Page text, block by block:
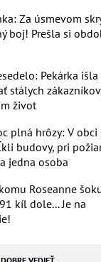
Za úsmevom
boj! Prešla si
Pekárka išla
stálych
život
plná hrôzy: V obci
budovy, pri
jedna osoba
Roseanne
kíl dole... Je na